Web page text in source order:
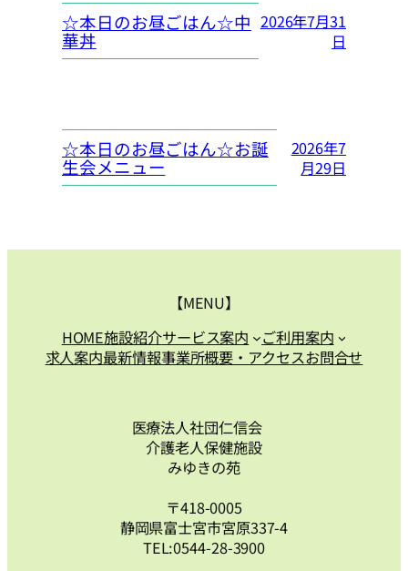
☆本日のお昼ごはん☆中
華丼
2026年7月31
日
☆本日のお昼ごはん☆お誕
生会メニュー
2026年7
月29日
【MENU】
HOME施設紹介サービス案内
ご利用案内
求人案内最新情報事業所概要・アクセスお問合せ
医療法人社団仁信会
介護老人保健施設
みゆきの苑
〒418-0005
静岡県富士宮市宮原337-4
TEL:0544-28-3900